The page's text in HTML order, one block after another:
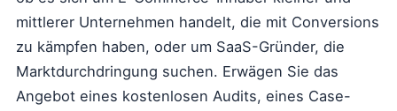
mittlerer Unternehmen handelt, die mit Conversions
zu kämpfen haben, oder um SaaS-Gründer, die
Marktdurchdringung suchen. Erwägen Sie das
Angebot eines kostenlosen Audits, eines Case-